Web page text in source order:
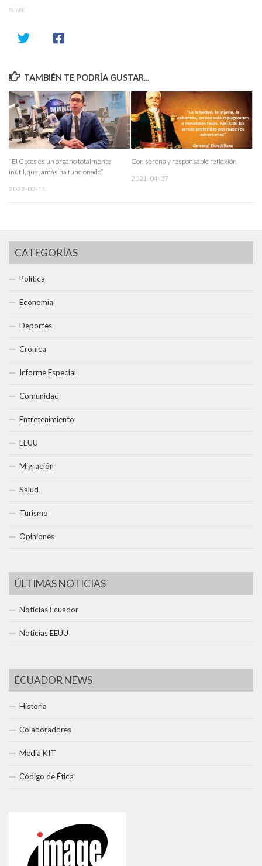
SHARE
TAMBIÉN TE PODRÍA GUSTAR...
“El Cpccs es un órgano totalmente
inútil, que jamás ha funcionado”
2022-02-11
Con serena y responsable reflexión
2021-04-07
CATEGORÍAS
Política
Economía
Deportes
Crónica
Informe Especial
Comunidad
Entretenimiento
EEUU
Migración
Salud
Turismo
Opiniones
ÚLTIMAS NOTICIAS
Noticias Ecuador
Noticias EEUU
ECUADOR NEWS
Historia
Colaboradores
Media KIT
Código de Ética